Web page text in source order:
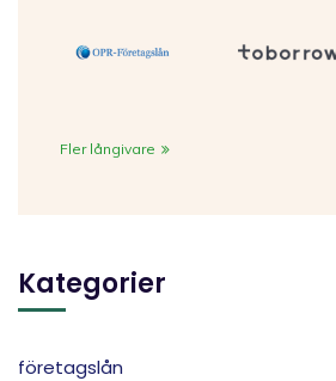
Fler långivare
Kategorier
företagslån